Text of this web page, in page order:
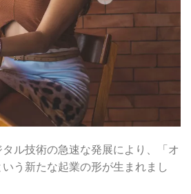
ル技術の急速な発展により、「オ
う新たな起業の形が生まれまし